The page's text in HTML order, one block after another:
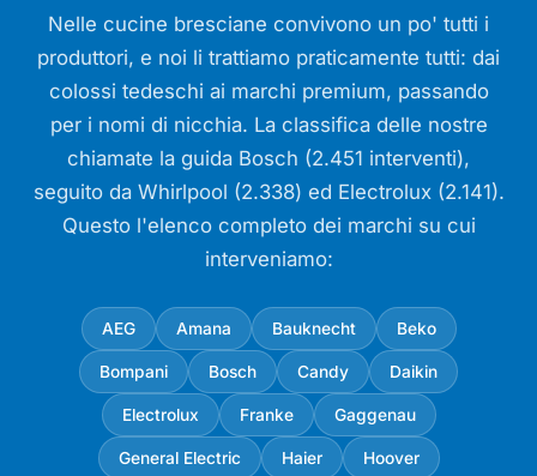
Nelle cucine bresciane convivono un po' tutti i
produttori, e noi li trattiamo praticamente tutti: dai
colossi tedeschi ai marchi premium, passando
per i nomi di nicchia. La classifica delle nostre
chiamate la guida Bosch (2.451 interventi),
seguito da Whirlpool (2.338) ed Electrolux (2.141).
Questo l'elenco completo dei marchi su cui
interveniamo:
AEG Amana Bauknecht Beko
Bompani Bosch Candy Daikin
Electrolux Franke Gaggenau
General Electric Haier Hoover